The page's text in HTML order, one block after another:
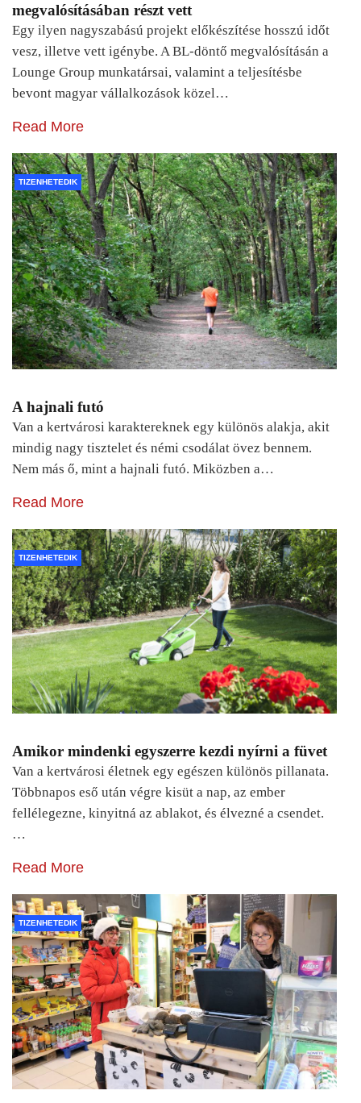
megvalósításában részt vett
Egy ilyen nagyszabású projekt előkészítése hosszú időt
vesz, illetve vett igénybe. A BL-döntő megvalósításán a
Lounge Group munkatársai, valamint a teljesítésbe
bevont magyar vállalkozások közel…
Read More
TIZENHETEDIK
A hajnali futó
Van a kertvárosi karaktereknek egy különös alakja, akit
mindig nagy tisztelet és némi csodálat övez bennem.
Nem más ő, mint a hajnali futó. Miközben a…
Read More
TIZENHETEDIK
Amikor mindenki egyszerre kezdi nyírni a füvet
Van a kertvárosi életnek egy egészen különös pillanata.
Többnapos eső után végre kisüt a nap, az ember
fellélegezne, kinyitná az ablakot, és élvezné a csendet.
…
Read More
TIZENHETEDIK